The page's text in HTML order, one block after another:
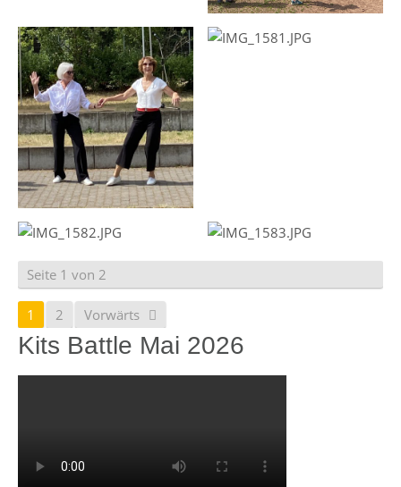
Seite 1 von 2
1 2 Vorwärts
Kits Battle Mai 2026